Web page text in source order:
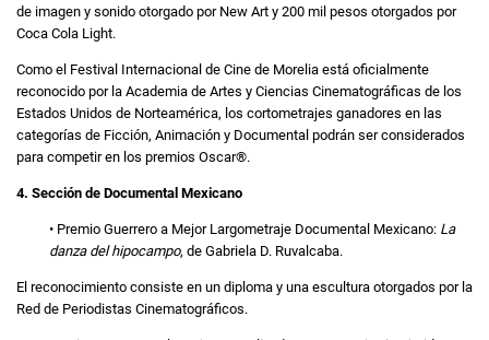
de imagen y sonido otorgado por New Art y 200 mil pesos otorgados por
Coca Cola Light.
Como el Festival Internacional de Cine de Morelia está oficialmente
reconocido por la Academia de Artes y Ciencias Cinematográficas de los
Estados Unidos de Norteamérica, los cortometrajes ganadores en las
categorías de Ficción, Animación y Documental podrán ser considerados
para competir en los premios Oscar®.
4. Sección de Documental Mexicano
• Premio Guerrero a Mejor Largometraje Documental Mexicano: La
danza del hipocampo, de Gabriela D. Ruvalcaba.
El reconocimiento consiste en un diploma y una escultura otorgados por la
Red de Periodistas Cinematográficos.